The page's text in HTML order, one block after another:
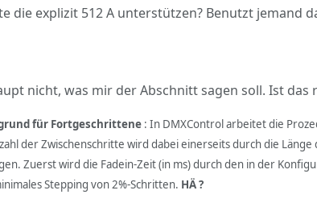
die explizit 512 A unterstützen? Benutzt jemand
nicht, was mir der Abschnitt sagen soll. Ist das
für Fortgeschrittene : In DMXControl arbeitet die
der Zwischenschritte wird dabei einerseits durch die
Zuerst wird die Fadein-Zeit (in ms) durch den in der
Stepping von 2%-Schritten. HÄ ?